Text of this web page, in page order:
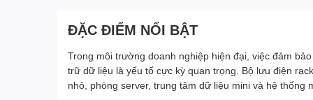
ĐẶC ĐIỂM NỔI BẬT
Trong môi trường doanh nghiệp hiện đại, việc đảm
trữ dữ liệu là yếu tố cực kỳ quan trọng. Bộ lưu điện
nhỏ, phòng server, trung tâm dữ liệu mini và hệ thống